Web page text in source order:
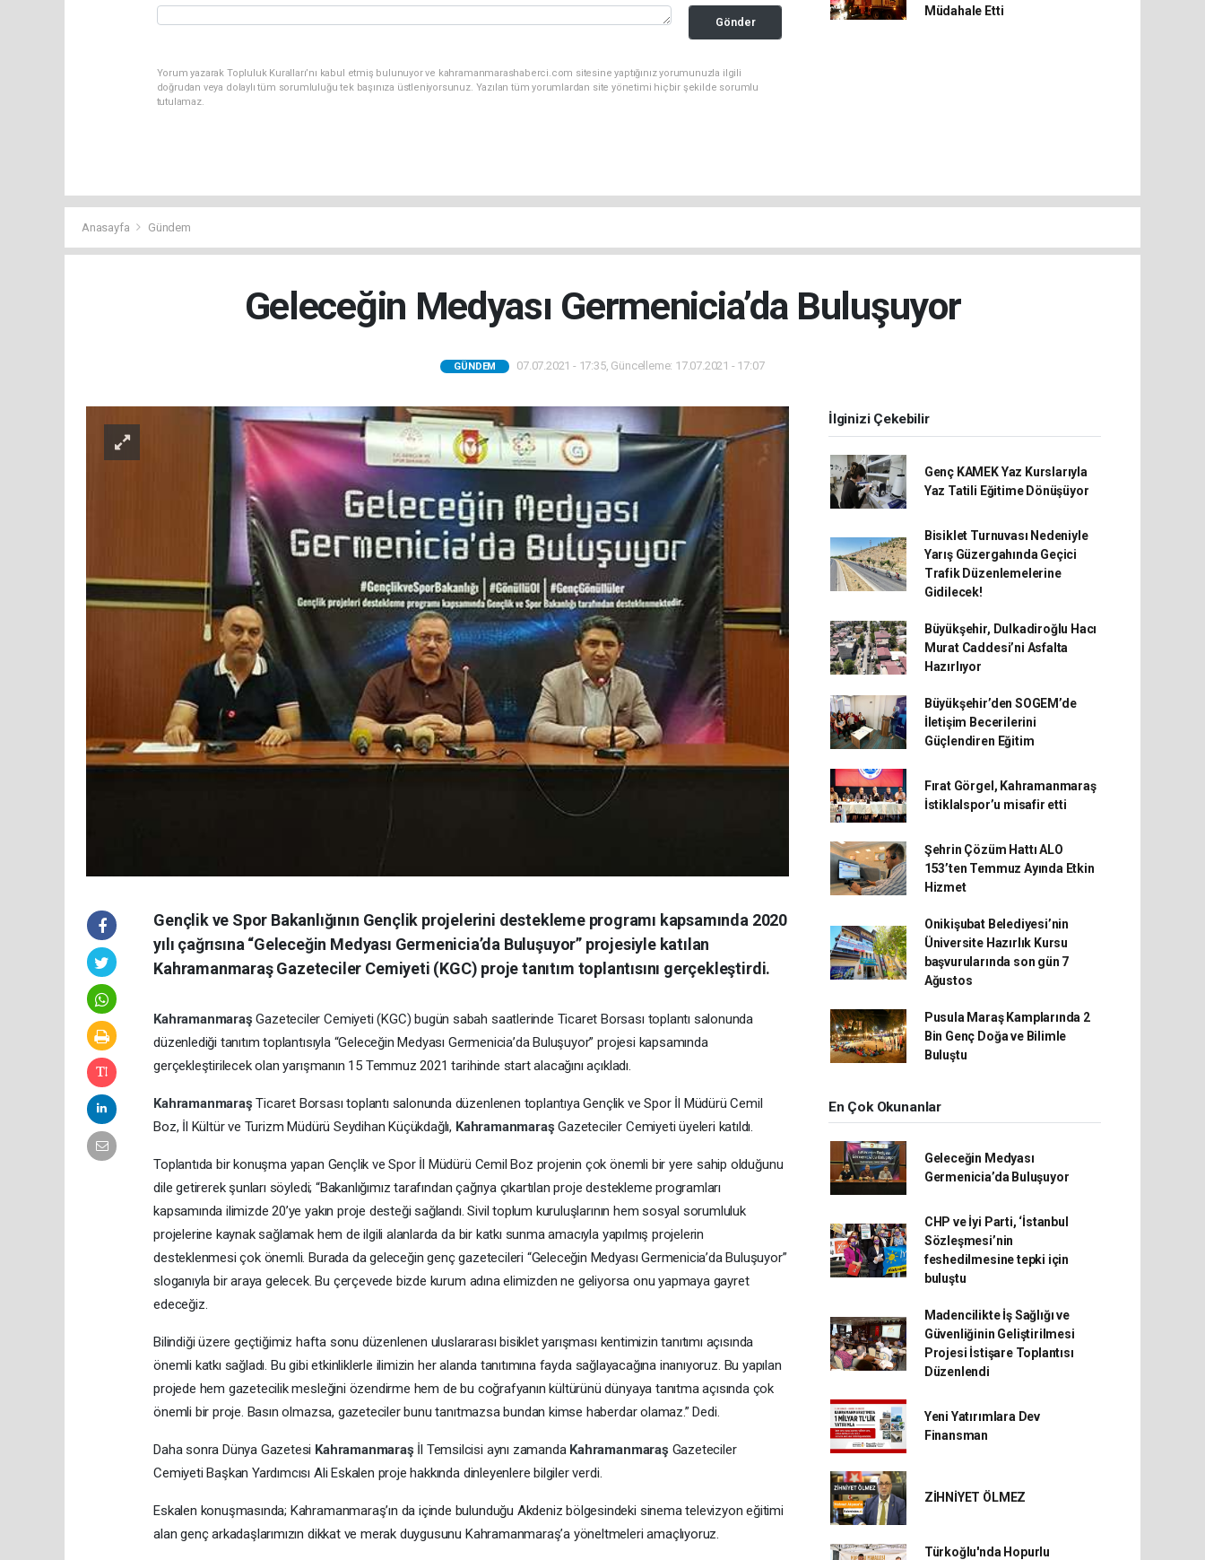
Gönder
Yorum yazarak Topluluk Kuralları’nı kabul etmiş bulunuyor ve kahramanmarashaberci.com sitesine yaptığınız yorumunuzla ilgili
doğrudan veya dolaylı tüm sorumluluğu tek başınıza üstleniyorsunuz. Yazılan tüm yorumlardan site yönetimi hiçbir şekilde sorumlu
tutulamaz.
Müdahale Etti
Anasayfa Gündem
Geleceğin Medyası Germenicia’da Buluşuyor
GÜNDEM 07.07.2021 - 17:35, Güncelleme: 17.07.2021 - 17:07
Gençlik ve Spor Bakanlığının Gençlik projelerini destekleme programı kapsamında 2020
yılı çağrısına “Geleceğin Medyası Germenicia’da Buluşuyor” projesiyle katılan
Kahramanmaraş Gazeteciler Cemiyeti (KGC) proje tanıtım toplantısını gerçekleştirdi.
KahramanmaraşGazeteciler Cemiyeti (KGC) bugün sabah saatlerinde Ticaret Borsası toplantı salonunda
düzenlediği tanıtım toplantısıyla “Geleceğin Medyası Germenicia’da Buluşuyor” projesi kapsamında
gerçekleştirilecek olan yarışmanın 15 Temmuz 2021 tarihinde start alacağını açıkladı.
KahramanmaraşTicaret Borsası toplantı salonunda düzenlenen toplantıya Gençlik ve Spor İl Müdürü Cemil
Boz, İl Kültür ve Turizm Müdürü Seydihan Küçükdağlı, KahramanmaraşGazeteciler Cemiyeti üyeleri katıldı.
Toplantıda bir konuşma yapan Gençlik ve Spor İl Müdürü Cemil Boz projenin çok önemli bir yere sahip olduğunu
dile getirerek şunları söyledi; “Bakanlığımız tarafından çağrıya çıkartılan proje destekleme programları
kapsamında ilimizde 20’ye yakın proje desteği sağlandı. Sivil toplum kuruluşlarının hem sosyal sorumluluk
projelerine kaynak sağlamak hem de ilgili alanlarda da bir katkı sunma amacıyla yapılmış projelerin
desteklenmesi çok önemli. Burada da geleceğin genç gazetecileri “Geleceğin Medyası Germenicia’da Buluşuyor”
sloganıyla bir araya gelecek. Bu çerçevede bizde kurum adına elimizden ne geliyorsa onu yapmaya gayret
edeceğiz.
Bilindiği üzere geçtiğimiz hafta sonu düzenlenen uluslararası bisiklet yarışması kentimizin tanıtımı açısında
önemli katkı sağladı. Bu gibi etkinliklerle ilimizin her alanda tanıtımına fayda sağlayacağına inanıyoruz. Bu yapılan
projede hem gazetecilik mesleğini özendirme hem de bu coğrafyanın kültürünü dünyaya tanıtma açısında çok
önemli bir proje. Basın olmazsa, gazeteciler bunu tanıtmazsa bundan kimse haberdar olamaz.” Dedi.
Daha sonra Dünya Gazetesi Kahramanmaraş İl Temsilcisi aynı zamanda Kahramanmaraş Gazeteciler
Cemiyeti Başkan Yardımcısı Ali Eskalen proje hakkında dinleyenlere bilgiler verdi.
Eskalen konuşmasında; Kahramanmaraş’ın da içinde bulunduğu Akdeniz bölgesindeki sinema televizyon eğitimi
alan genç arkadaşlarımızın dikkat ve merak duygusunu Kahramanmaraş’a yöneltmeleri amaçlıyoruz.
İlginizi Çekebilir
Genç KAMEK Yaz Kurslarıyla
Yaz Tatili Eğitime Dönüşüyor
Bisiklet Turnuvası Nedeniyle
Yarış Güzergahında Geçici
Trafik Düzenlemelerine
Gidilecek!
Büyükşehir, Dulkadiroğlu Hacı
Murat Caddesi’ni Asfalta
Hazırlıyor
Büyükşehir’den SOGEM’de
İletişim Becerilerini
Güçlendiren Eğitim
Fırat Görgel, Kahramanmaraş
İstiklalspor’u misafir etti
Şehrin Çözüm Hattı ALO
153’ten Temmuz Ayında Etkin
Hizmet
Onikişubat Belediyesi’nin
Üniversite Hazırlık Kursu
başvurularında son gün 7
Ağustos
Pusula Maraş Kamplarında 2
Bin Genç Doğa ve Bilimle
Buluştu
En Çok Okunanlar
Geleceğin Medyası
Germenicia’da Buluşuyor
CHP ve İyi Parti, ‘İstanbul
Sözleşmesi’nin
feshedilmesine tepki için
buluştu
Madencilikte İş Sağlığı ve
Güvenliğinin Geliştirilmesi
Projesi İstişare Toplantısı
Düzenlendi
Yeni Yatırımlara Dev
Finansman
ZİHNİYET ÖLMEZ
Türkoğlu'nda Hopurlu